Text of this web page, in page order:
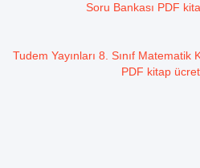
Soru Bankası PDF
Tudem Yayınları 8. Sınıf Matematik
PDF kitap